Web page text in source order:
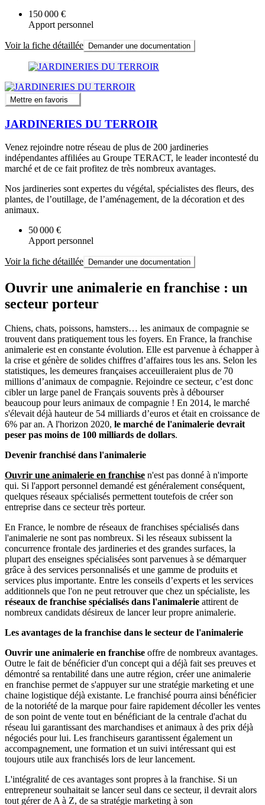
150 000 €
Apport personnel
Voir la fiche détaillée Demander une documentation
Mettre en favoris
JARDINERIES DU TERROIR
Venez rejoindre notre réseau de plus de 200 jardineries
indépendantes affiliées au Groupe TERACT, le leader incontesté du
marché et de ce fait profitez de très nombreux avantages.
Nos jardineries sont expertes du végétal, spécialistes des fleurs, des
plantes, de l’outillage, de l’aménagement, de la décoration et des
animaux.
50 000 €
Apport personnel
Voir la fiche détaillée Demander une documentation
Ouvrir une animalerie en franchise : un
secteur porteur
Chiens, chats, poissons, hamsters… les animaux de compagnie se
trouvent dans pratiquement tous les foyers. En France, la franchise
animalerie est en constante évolution. Elle est parvenue à échapper à
la crise et génère de solides chiffres d’affaires tous les ans. Selon les
statistiques, les demeures françaises acceuilleraient plus de 70
millions d’animaux de compagnie. Rejoindre ce secteur, c’est donc
cibler un large panel de Français souvents près à débourser
beaucoup pour leurs animaux de compagnie ! En 2014, le marché
s'élevait déjà hauteur de 54 milliards d’euros et était en croissance de
6% par an. A l'horizon 2020, le marché de l'animalerie devrait
peser pas moins de 100 milliards de dollars.
Devenir franchisé dans l'animalerie
Ouvrir une animalerie en franchise n'est pas donné à n'importe
qui. Si l'apport personnel demandé est généralement conséquent,
quelques réseaux spécialisés permettent toutefois de créer son
entreprise dans ce secteur très porteur.
En France, le nombre de réseaux de franchises spécialisés dans
l'animalerie ne sont pas nombreux. Si les réseaux subissent la
concurrence frontale des jardineries et des grandes surfaces, la
plupart des enseignes spécialisées sont parvenues à se démarquer
grâce à des services personnalisés et une gamme de produits et
services plus importante. Entre les conseils d’experts et les services
additionnels que l'on ne peut retrouver que chez un spécialiste, les
réseaux de franchise spécialisés dans l'animalerie attirent de
nombreux candidats désireux de lancer leur propre animalerie.
Les avantages de la franchise dans le secteur de l'animalerie
Ouvrir une animalerie en franchise offre de nombreux avantages.
Outre le fait de bénéficier d'un concept qui a déjà fait ses preuves et
démontré sa rentabilité dans une autre région, créer une animalerie
en franchise permet de s'appuyer sur une stratégie marketing et une
chaine logistique déjà existante. Le franchisé pourra ainsi bénéficier
de la notoriété de la marque pour faire rapidement décoller les ventes
de son point de vente tout en bénéficiant de la centrale d'achat du
réseau lui garantissant des marchandises et animaux à des prix déjà
négociés pour lui. Les franchiseurs garantissent également un
accompagnement, une formation et un suivi intéressant qui est
toujours utile aux franchisés lors de leur lancement.
L'intégralité de ces avantages sont propres à la franchise. Si un
entrepreneur souhaitait se lancer seul dans ce secteur, il devrait alors
tout gérer de A à Z, de sa stratégie marketing à son